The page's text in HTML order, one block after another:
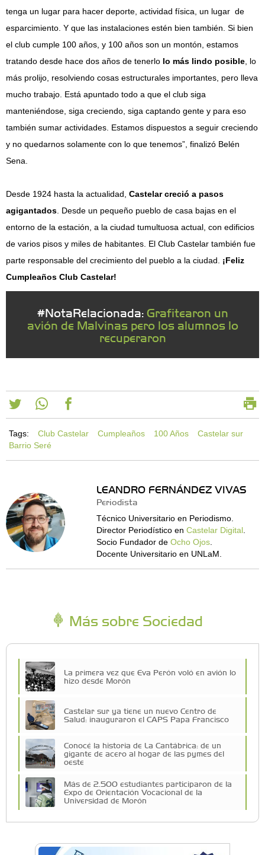
tenga un lugar para hacer deporte, actividad física, un lugar de
esparcimiento. Y que las instalaciones estén bien también. Si bien
el club cumple 100 años, y 100 años son un montón, estamos
tratando desde hace dos años de tenerlo lo más lindo posible, lo
más prolijo, resolviendo cosas estructurales importantes, pero lleva
mucho trabajo. Está apuntado todo a que el club siga
manteniéndose, siga creciendo, siga captando gente y para eso
también sumar actividades. Estamos dispuestos a seguir creciendo
y no quedarnos solamente con lo que tenemos”, finalizó Belén
Sena.
Desde 1924 hasta la actualidad, Castelar creció a pasos
agigantados. Desde un pequeño pueblo de casa bajas en el
entorno de la estación, a la ciudad tumultuosa actual, con edificios
de varios pisos y miles de habitantes. El Club Castelar también fue
parte responsable del crecimiento del pueblo a la ciudad. ¡Feliz
Cumpleaños Club Castelar!
#NotaRelacionada: Grafitearon un
avión de Malvinas pero los alumnos lo
recuperaron
Tags: Club Castelar Cumpleaños 100 Años
Castelar sur
Barrio Seré
LEANDRO FERNÁNDEZ VIVAS
Periodista
Técnico Universitario en Periodismo.
Director Periodístico en Castelar Digital.
Socio Fundador de Ocho Ojos.
Docente Universitario en UNLaM.
Más sobre Sociedad
La primera vez que Eva Perón voló en avión lo
hizo desde Morón
Castelar sur ya tiene un nuevo Centro de
Salud: inauguraron el CAPS Papa Francisco
Conocé la historia de La Cantábrica: de un
gigante de acero al hogar de las pymes del
oeste
Más de 2.500 estudiantes participaron de la
Expo de Orientación Vocacional de la
Universidad de Morón